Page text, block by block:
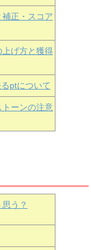
正・スコア
げ方と獲得
ptについて
ーンの注意
う？